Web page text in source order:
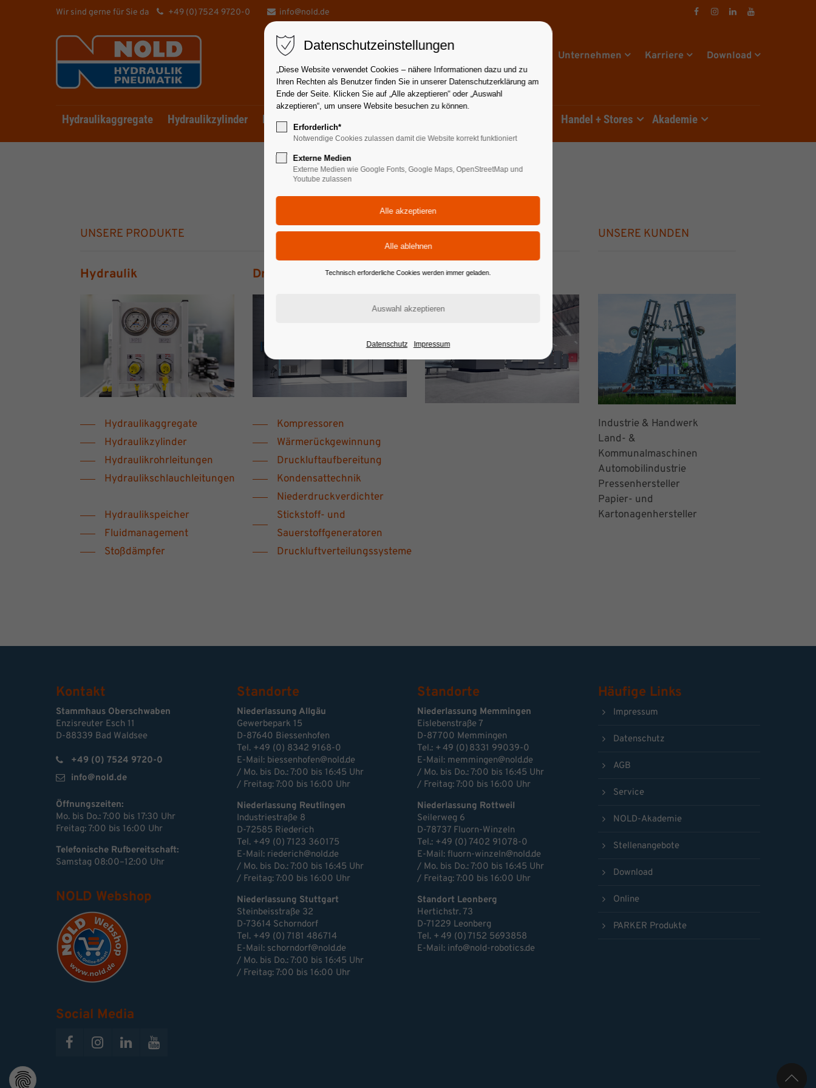
Wir sind gerne für Sie da +49 (0) 7524 9720-0 info@nold.de
Hydraulikaggregate Hydraulikzylinder Hydraulikrohre Handel + Stores Akademie
Unternehmen Karriere Download
UNSERE PRODUKTE
Hydraulik
Hydraulikaggregate
Hydraulikzylinder
Hydraulikrohrleitungen
Hydraulikschlauchleitungen
Hydraulikspeicher
Fluidmanagement
Stoßdämpfer
Druckluft
Kompressoren
Wärmerückgewinnung
Druckluftaufbereitung
Kondensattechnik
Niederdruckverdichter
Stickstoff- und
Sauerstoffgeneratoren
Druckluftverteilungssysteme
Vakuum Technologie
UNSERE KUNDEN
Industrie & Handwerk
Land- &
Kommunalmaschinen
Automobilindustrie
Pressenhersteller
Papier- und
Kartonagenhersteller
Kontakt
Stammhaus Oberschwaben
Enzisreuter Esch 11
D-88339 Bad Waldsee
+49 (0) 7524 9720-0
info@nold.de
Öffnungszeiten:
Mo. bis Do.: 7:00 bis 17:30 Uhr
Freitag: 7:00 bis 16:00 Uhr
Telefonische Rufbereitschaft:
Samstag 08:00–12:00 Uhr
NOLD Webshop
Social Media
Standorte
Niederlassung Allgäu
Gewerbepark 15
D-87640 Biessenhofen
Tel. +49 (0) 8342 9168-0
E-Mail: biessenhofen@nold.de
/ Mo. bis Do.: 7:00 bis 16:45 Uhr
/ Freitag: 7:00 bis 16:00 Uhr
Niederlassung Reutlingen
Industriestraße 8
D-72585 Riederich
Tel. +49 (0) 7123 360175
E-Mail: riederich@nold.de
/ Mo. bis Do.: 7:00 bis 16:45 Uhr
/ Freitag: 7:00 bis 16:00 Uhr
Niederlassung Stuttgart
Steinbeisstraße 32
D-73614 Schorndorf
Tel. +49 (0) 7181 486714
E-Mail: schorndorf@nold.de
/ Mo. bis Do.: 7:00 bis 16:45 Uhr
/ Freitag: 7:00 bis 16:00 Uhr
Standorte
Niederlassung Memmingen
Eislebenstraße 7
D-87700 Memmingen
Tel.: + 49 (0) 8331 99039-0
E-Mail: memmingen@nold.de
/ Mo. bis Do.: 7:00 bis 16:45 Uhr
/ Freitag: 7:00 bis 16:00 Uhr
Niederlassung Rottweil
Seilerweg 6
D-78737 Fluorn-Winzeln
Tel.: +49 (0) 7402 91078-0
E-Mail: fluorn-winzeln@nold.de
/ Mo. bis Do.: 7:00 bis 16:45 Uhr
/ Freitag: 7:00 bis 16:00 Uhr
Standort Leonberg
Hertichstr. 73
D-71229 Leonberg
Tel. + 49 (0) 7152 5693858
E-Mail: info@nold-robotics.de
Häufige Links
Impressum
Datenschutz
AGB
Service
NOLD-Akademie
Stellenangebote
Download
Online
PARKER Produkte
Datenschutzeinstellungen
„Diese Website verwendet Cookies – nähere Informationen dazu und zu
Ihren Rechten als Benutzer finden Sie in unserer Datenschutzerklärung am
Ende der Seite. Klicken Sie auf „Alle akzeptieren“ oder „Auswahl
akzeptieren“, um unsere Website besuchen zu können.
Erforderlich*
Notwendige Cookies zulassen damit die Website korrekt funktioniert
Externe Medien
Externe Medien wie Google Fonts, Google Maps, OpenStreetMap und
Youtube zulassen
Technisch erforderliche Cookies werden immer geladen.
Datenschutz Impressum